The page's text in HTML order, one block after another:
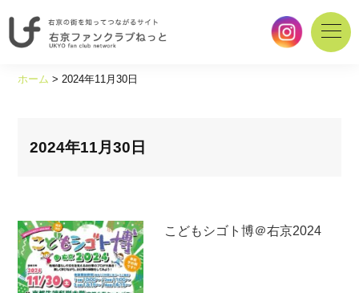
が
る
サ
イ
ホーム >2024年11月30日
2024年11月30日
こどもシゴト博＠右京2024